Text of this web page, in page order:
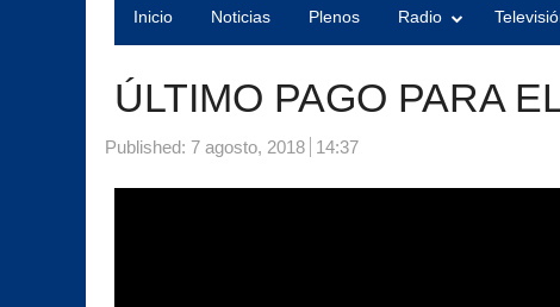
Inicio Noticias Plenos Radio
ÚLTIMO PAGO PARA
Published: 7 agosto, 2018 14:37